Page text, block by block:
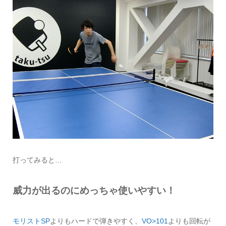
打ってみると…
威力が出るのにめっちゃ使いやすい！
モリストSPよりもハードで弾きやすく、 VO>101よりも回転が